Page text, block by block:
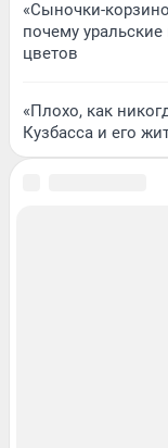
«Сыночки-
почему
цветов
«Плохо, как
Кузбасса и его